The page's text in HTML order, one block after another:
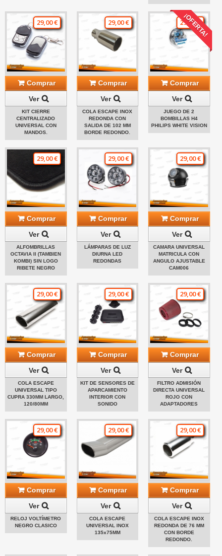
29,00 €
Comprar
Ver
KIT CIERRE
CENTRALIZADO
UNIVERSAL CON
MANDOS.
29,00 €
Comprar
Ver
COLA ESCAPE INOX
REDONDA CON
SALIDA DE 102 MM
BORDE REDONDO.
¡OFERTA!
29,00 €
Comprar
Ver
JUEGO DE 2
BOMBILLAS H4
PHILIPS WHITE VISION
29,00 €
Comprar
Ver
ALFOMBRILLAS
OCTAVIA II (TAMBIEN
KOMBI) SIN LOGO
RIBETE NEGRO
29,00 €
Comprar
Ver
LÁMPARAS DE LUZ
DIURNA LED
REDONDAS
29,00 €
Comprar
Ver
CAMARA UNIVERSAL
MATRICULA CON
ANGULO AJUSTABLE
CAM006
29,00 €
Comprar
Ver
COLA ESCAPE
UNIVERSAL TIPO
CUPRA 330MM LARGO,
120/80MM
29,00 €
Comprar
Ver
KIT DE SENSORES DE
APARCAMIENTO
INTERIOR CON
SONIDO
29,00 €
Comprar
Ver
FILTRO ADMISIÓN
DIRECTA UNIVERSAL
ROJO CON
ADAPTADORES
29,00 €
Comprar
Ver
RELOJ VOLTÍMETRO
NEGRO CLASICO
29,00 €
Comprar
Ver
COLA ESCAPE
UNIVERSAL INOX
135x75MM
29,00 €
Comprar
Ver
COLA ESCAPE INOX
REDONDA DE 76 MM
CON BORDE
REDONDO.